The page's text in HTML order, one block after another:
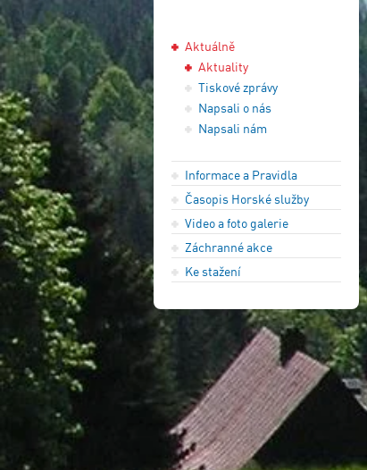
Aktuálně
Aktuality
Tiskové zprávy
Napsali o nás
Napsali nám
Informace a Pravidla
Časopis Horské služby
Video a foto galerie
Záchranné akce
Ke stažení